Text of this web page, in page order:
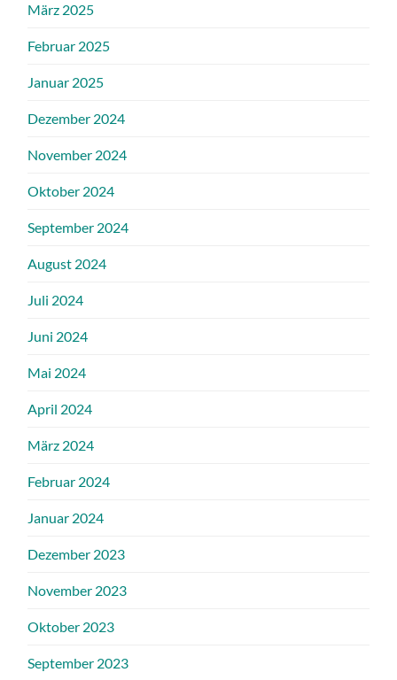
März 2025
Februar 2025
Januar 2025
Dezember 2024
November 2024
Oktober 2024
September 2024
August 2024
Juli 2024
Juni 2024
Mai 2024
April 2024
März 2024
Februar 2024
Januar 2024
Dezember 2023
November 2023
Oktober 2023
September 2023